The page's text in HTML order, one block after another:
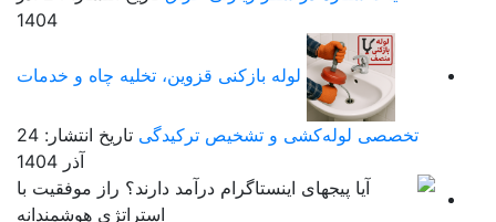
1404
لوله بازکنی قزوین، تخلیه چاه و خدمات
تخصصی لوله‌کشی و تشخیص ترکیدگی
تاریخ انتشار: 24